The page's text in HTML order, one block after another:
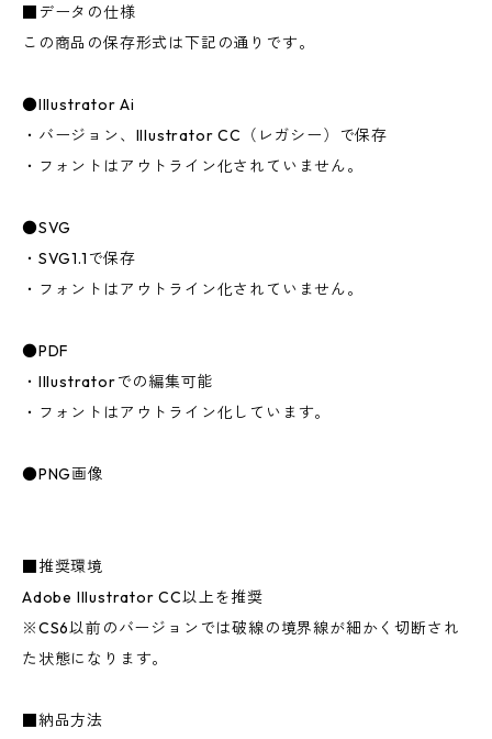
■データの仕様
この商品の保存形式は下記の通りです。
●Illustrator Ai
・バージョン、Illustrator CC（レガシー）で保存
・フォントはアウトライン化されていません。
●SVG
・SVG1.1で保存
・フォントはアウトライン化されていません。
●PDF
・Illustratorでの編集可能
・フォントはアウトライン化しています。
●PNG画像
■推奨環境
Adobe Illustrator CC以上を推奨
※CS6以前のバージョンでは破線の境界線が細かく切断され
た状態になります。
■納品方法